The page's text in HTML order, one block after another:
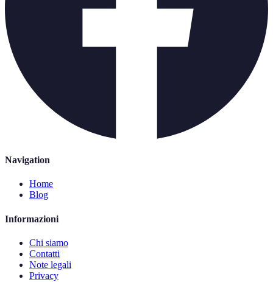
Navigation
Home
Blog
Informazioni
Chi siamo
Contatti
Note legali
Privacy